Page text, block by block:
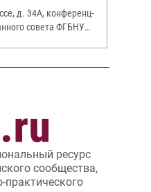
д. 34А, конференц-
совета ФГБНУ
ресурс
сообщества,
практического